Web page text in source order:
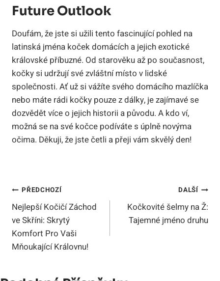
Future Outlook
Doufám, že jste si užili tento fascinující pohled na
latinská jména koček domácích a jejich exotické
královské příbuzné. Od starověku až po současnost,
kočky si udržují své zvláštní místo v lidské
společnosti. Ať už si vážíte svého domácího mazlíčka
nebo máte rádi kočky pouze z dálky, je zajímavé se
dozvědět více o jejich historii a původu. A kdo ví,
možná se na své kočce podíváte s úplně novýma
očima. Děkuji, že jste četli a přeji vám skvělý den!
Navigace
Pro
Příspěvek
PŘEDCHOZÍ
Nejlepší Kočičí Záchod
ve Skříni: Skrytý
Komfort Pro Vaši
Mňoukající Královnu!
DALŠÍ
Kočkovité šelmy na Ž:
Tajemné jméno druhu